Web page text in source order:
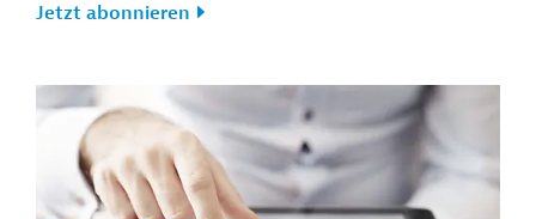
Jetzt abonnieren